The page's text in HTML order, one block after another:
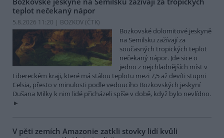
teplot nečekaný nápor
5.8.2026 11:20 | BOZKOV (ČTK)
Bozkovské dolomitové jeskyně
na Semilsku zažívají za
současných tropických teplot
nečekaný nápor. Jde sice o
jedno z nejchladnějších míst v
Libereckém kraji, které má stálou teplotu mezi 7,5 až devíti stupni
Celsia, přesto v minulosti podle vedoucího Bozkovských jeskyní
Dušana Milky k nim lidé přicházeli spíše v době, když bylo nevlídno.
V pěti zemích Amazonie zatkli stovky lidí kvůli